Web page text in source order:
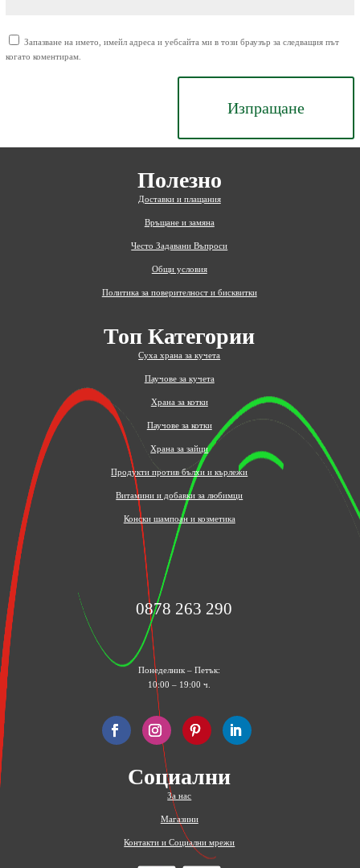
Запазване на името, имейл адреса и уебсайта ми в този браузър за следващия път
когато коментирам.
Изпращане
Полезно
Доставки и плащания
Връщане и замяна
Често Задавани Въпроси
Общи условия
Политика за поверителност и бисквитки
Топ Категории
Суха храна за кучета
Паучове за кучета
Храна за котки
Паучове за котки
Храна за зайци
Продукти против бълхи и кърлежи
Витамини и добавки за любимци
Конски шампоан и козметика
0878 263 290
Понеделник – Петък:
10:00 – 19:00 ч.
Социални
За нас
Магазини
Контакти и Социални мрежи